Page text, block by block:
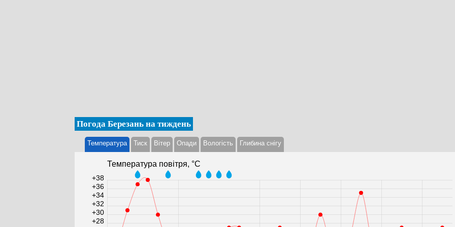
Погода Березань на тиждень
Температура Тиск Вітер Опади Вологість Глибина снігу
Температура повітря, °С
+28
+30
+32
+34
+36
+38